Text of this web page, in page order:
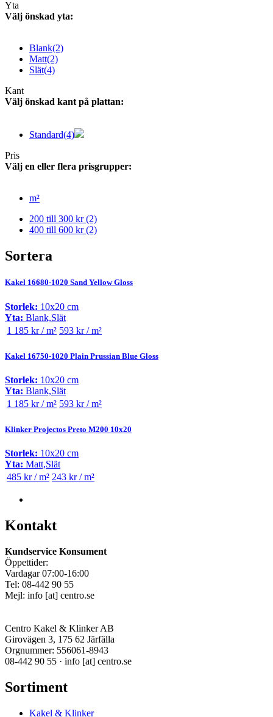
Yta
Välj önskad yta:
Blank(2)
Matt(2)
Slät(4)
Kant
Välj önskad kant på plattan:
Standard(4)
Pris
Välj en eller flera prisgrupper:
m²
200 till 300 kr(2)
400 till 600 kr(2)
Sortera
Kakel 16680-1020 Sand Yellow Gloss
Storlek: 10x20 cm
Yta: Blank,Slät
1 185 kr / m² 593 kr / m²
Kakel 16750-1020 Plain Prussian Blue Gloss
Storlek: 10x20 cm
Yta: Blank,Slät
1 185 kr / m² 593 kr / m²
Klinker Projectos Preto M200 10x20
Storlek: 10x20 cm
Yta: Matt,Slät
485 kr / m² 243 kr / m²
Kontakt
Kundservice Konsument
Öppettider:
Vardagar 07:00-16:00
Tel: 08-442 90 55
Mejl: info [at] centro.se
Centro Kakel & Klinker AB
Girovägen 3, 175 62 Järfälla
Orgnummer: 556061-8943
08-442 90 55 · info [at] centro.se
Sortiment
Kakel & Klinker